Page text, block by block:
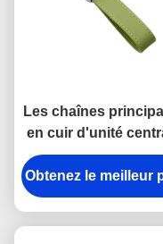
Les chaînes
en cuir d'unité
de vert de bande
Debossing
couvrir d'un
Obtenez le meilleur